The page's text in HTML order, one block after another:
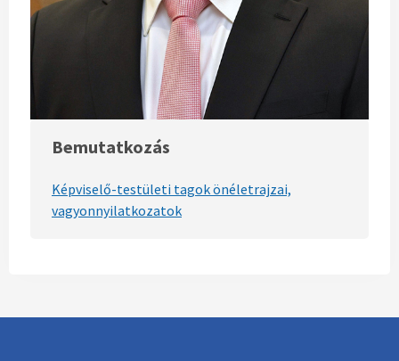
Bemutatkozás
Képviselő-testületi tagok önéletrajzai,
vagyonnyilatkozatok